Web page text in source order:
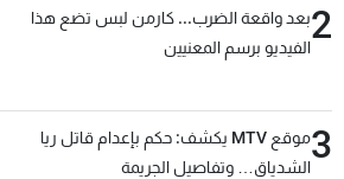
2بعد واقعة الضرب... كارمن لبس تضع هذا
الفيديو برسم المعنيين
3
موقع MTV يكشف: حكم بإعدام قاتل ريا
الشدياق… وتفاصيل الجريمة